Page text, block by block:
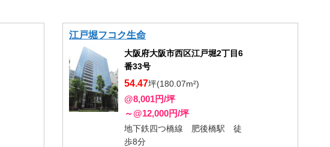
江戸堀フコク生命
大阪府大阪市西区江戸堀2丁目6
番33号
54.47坪(180.07m²)
@8,001円/坪
～@12,000円/坪
地下鉄四つ橋線 肥後橋駅 徒
歩8分